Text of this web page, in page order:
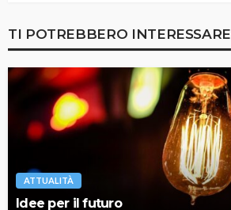
TI POTREBBERO INTERESSARE
ATTUALITÀ
Idee per il futuro